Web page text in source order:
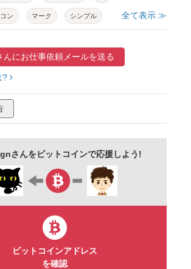
ン マーク シンプル 全て表示 ≫
んにお仕事依頼メールを送る
?
さんをビットコインで応援しよう!
ビットコインアドレス
を確認